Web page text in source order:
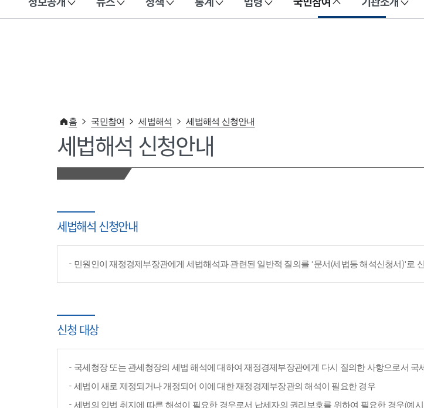
이 누리집은 대한민국 공식 전자정부 누리집입니다.
홈 국민참여 세법해석 세법해석 신청안내
세법해석 신청안내
세법해석 신청안내
민원인이 재정경제부장관에게 세법해석과 관련된 일반적 질의를 '문서(세법등 해석신청서)'로
신청 대상
국세청장 또는 관세청장의 세법 해석에 대하여 재정경제부장관에게 다시 질의한 사항으로서
세법이 새로 제정되거나 개정되어 이에 대한 재정경제부장관의 해석이 필요한 경우
세법의 입법 취지에 따른 해석이 필요한 경우로서 납세자의 권리보호를 위하여 필요한 경우(예